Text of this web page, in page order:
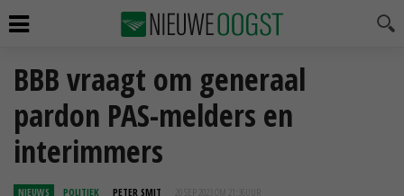
BBB vraagt om generaal
pardon PAS-melders en
interimmers
NIEUWS POLITIEK PETER SMIT 20 SEP 2023 OM 21:36